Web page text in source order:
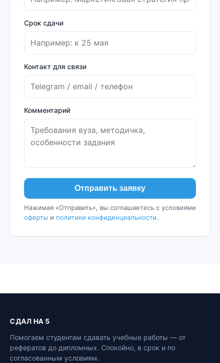
Срок сдачи
Контакт для связи
Комментарий
Отправить заявку
Нажимая «Отправить», вы соглашаетесь с условиями
оферты и политики конфиденциальности.
СДАЛ НА 5
Помогаем студентам сдавать учебные работы — от
рефератов до дипломных. Спокойно, в срок и по
согласованным условиям.